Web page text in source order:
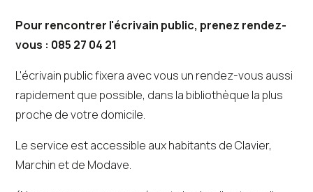
Pour rencontrer l'écrivain public, prenez rendez-
vous : 085 27 04 21
L'écrivain public fixera avec vous un rendez-vous aussi
rapidement que possible, dans la bibliothèque la plus
proche de votre domicile.
Le service est accessible aux habitants de Clavier,
Marchin et de Modave.